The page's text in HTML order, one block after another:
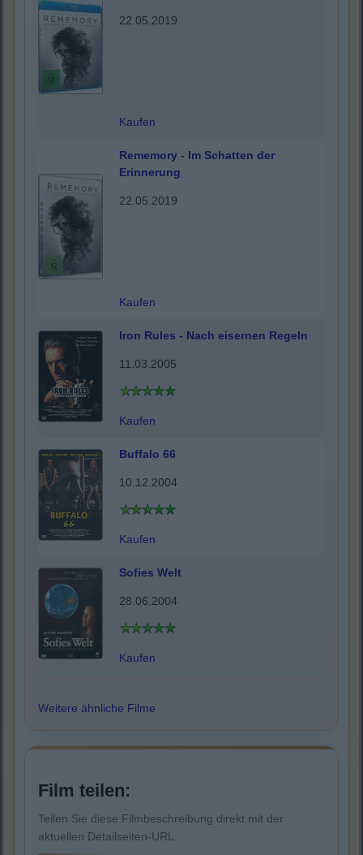
22.05.2019
Kaufen
Rememory - Im Schatten der
Erinnerung
22.05.2019
Kaufen
Iron Rules - Nach eisernen Regeln
11.03.2005
Kaufen
Buffalo 66
10.12.2004
Kaufen
Sofies Welt
28.06.2004
Kaufen
Weitere ähnliche Filme
Film teilen:
Teilen Sie diese Filmbeschreibung direkt mit der
aktuellen Detailseiten-URL.